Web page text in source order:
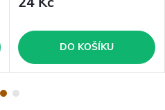
DO KOŠÍKU